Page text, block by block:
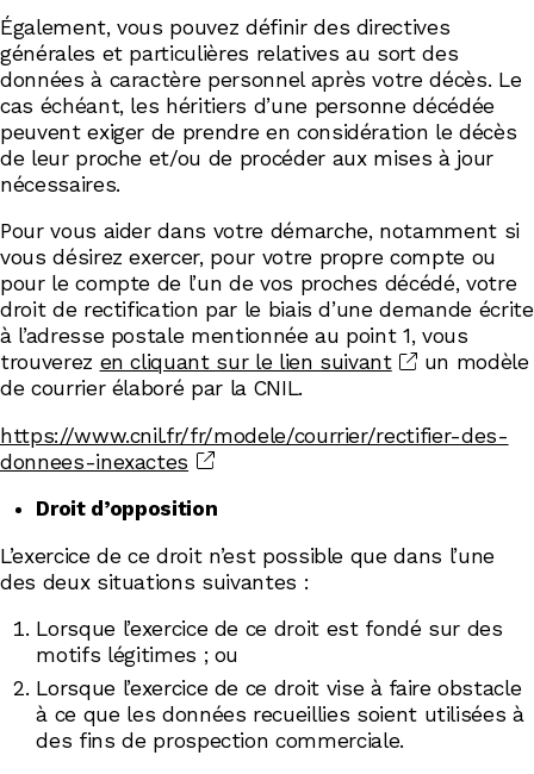
Également, vous pouvez définir des directives
générales et particulières relatives au sort des
données à caractère personnel après votre décès. Le
cas échéant, les héritiers d’une personne décédée
peuvent exiger de prendre en considération le décès
de leur proche et/ou de procéder aux mises à jour
nécessaires.
Pour vous aider dans votre démarche, notamment si
vous désirez exercer, pour votre propre compte ou
pour le compte de l’un de vos proches décédé, votre
droit de rectification par le biais d’une demande écrite
à l’adresse postale mentionnée au point 1, vous
trouverez en cliquant sur le lien suivant
un modèle
de courrier élaboré par la CNIL.
https://www.cnil.fr/fr/modele/courrier/rectifier-des-
donnees-inexactes
Droit d’opposition
L’exercice de ce droit n’est possible que dans l’une
des deux situations suivantes :
Lorsque l’exercice de ce droit est fondé sur des
motifs légitimes ; ou
Lorsque l’exercice de ce droit vise à faire obstacle
à ce que les données recueillies soient utilisées à
des fins de prospection commerciale.